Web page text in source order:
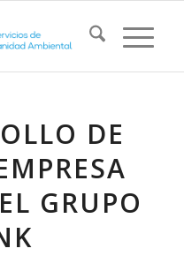
DE
GRUPO